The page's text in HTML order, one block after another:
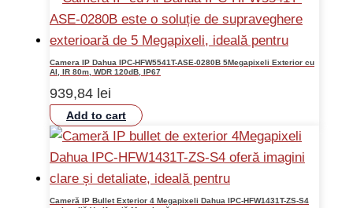
Camera IP Dahua IPC-HFW5541T-ASE-0280B 5Megapixeli Exterior cu
AI, IR 80m, WDR 120dB, IP67
939,84 lei
Add to cart
Cameră IP Bullet Exterior 4 Megapixeli Dahua IPC-HFW1431T-ZS-S4